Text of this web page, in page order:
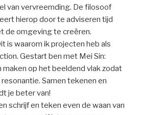
van vervreemding. De filosoof
hierop door te adviseren tijd
de omgeving te creëren.
is waarom ik projecten heb als
Gestart ben met Mei Sin:
maken op het beeldend vlak zodat
Samen tekenen en
je beter van!
schrijf en teken even de waan van